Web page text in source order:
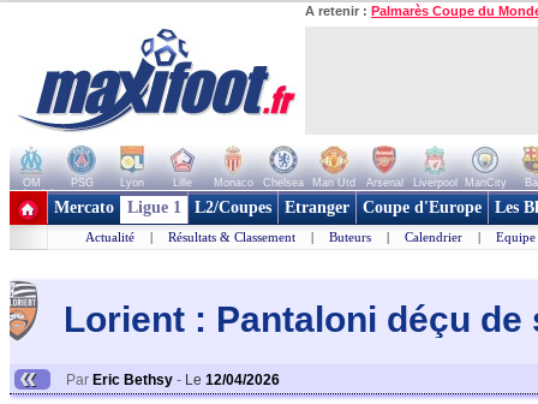
A retenir : Palmarès Coupe du
OM PSG Lyon Lille Monaco Chelsea Man Utd Arsenal Liverpool ManCity
+ de clubs
Mercato Ligue 1 L2/Coupes Etranger Coupe d'Europe Les
Actualité | Résultats & Classement | Buteurs | Calendrier | Equipe
Lorient : Pantaloni déçu de
« Par Eric Bethsy - Le 12/04/2026